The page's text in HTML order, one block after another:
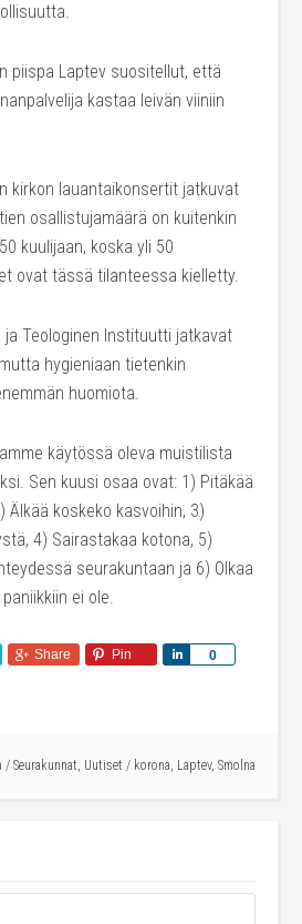
piispa Laptev suositellut, että
kastaa leivän viiniin
kirkon lauantaikonsertit jatkuvat
osallistujamäärä on kuitenkin
kuulijaan, koska yli 50
ovat tässä tilanteessa kielletty.
ja Teologinen Instituutti jatkavat
hygieniaan tietenkin
huomiota.
käytössä oleva muistilista
Sen kuusi osaa ovat: 1) Pitäkää
Älkää koskeko kasvoihin, 3)
4) Sairastakaa kotona, 5)
seurakuntaan ja 6) Olkaa
ei ole.
Share Pin 0
Share
/ Seurakunnat, Uutiset / korona, Laptev, Smolna